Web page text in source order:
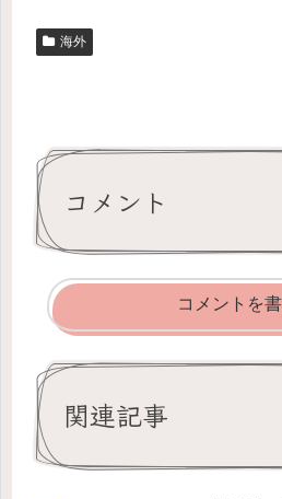
海外
コメント
コメントを
関連記事